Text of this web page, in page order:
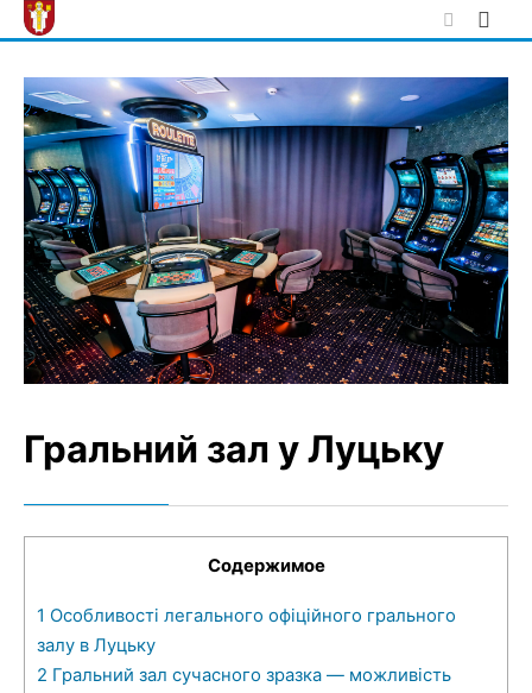
Skip
to
Гральний зал у Луцьку
Содержимое
1 Особливості легального офіційного грального
залу в Луцьку
2 Гральний зал сучасного зразка — можливість